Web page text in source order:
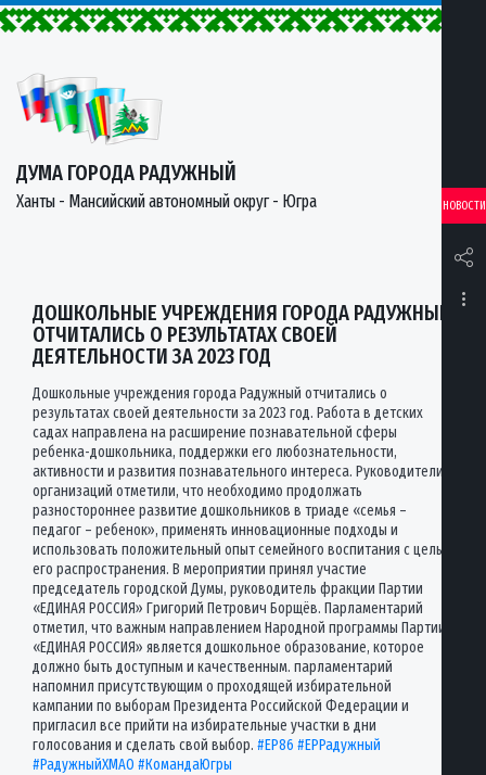
ДУМА ГОРОДА РАДУЖНЫЙ
Ханты - Мансийский автономный округ - Югра НОВОСТИ
ДОШКОЛЬНЫЕ УЧРЕЖДЕНИЯ ГОРОДА РАДУЖНЫЙ
ОТЧИТАЛИСЬ О РЕЗУЛЬТАТАХ СВОЕЙ
ДЕЯТЕЛЬНОСТИ ЗА 2023 ГОД
Дошкольные учреждения города Радужный отчитались о
результатах своей деятельности за 2023 год. Работа в детских
садах направлена на расширение познавательной сферы
ребенка-дошкольника, поддержки его любознательности,
активности и развития познавательного интереса. Руководители
организаций отметили, что необходимо продолжать
разностороннее развитие дошкольников в триаде «семья –
педагог – ребенок», применять инновационные подходы и
использовать положительный опыт семейного воспитания с целью
его распространения. В мероприятии принял участие
председатель городской Думы, руководитель фракции Партии
«ЕДИНАЯ РОССИЯ» Григорий Петрович Борщёв. Парламентарий
отметил, что важным направлением Народной программы Партии
«ЕДИНАЯ РОССИЯ» является дошкольное образование, которое
должно быть доступным и качественным. парламентарий
напомнил присутствующим о проходящей избирательной
кампании по выборам Президента Российской Федерации и
пригласил все прийти на избирательные участки в дни
голосования и сделать свой выбор. #ЕР86 #ЕРРадужный
#РадужныйХМАО #КомандаЮгры